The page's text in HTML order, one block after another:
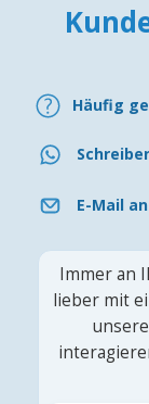
Häufig
E-Mail
Immer an
lieber mit